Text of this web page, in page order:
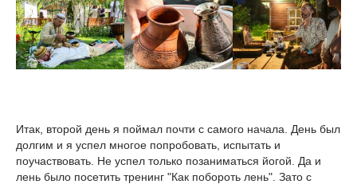
Итак, второй день я поймал почти с самого начала. День был
долгим и я успел многое попробовать, испытать и
поучаствовать. Не успел только позаниматься йогой. Да и
лень было посетить тренинг "Как побороть лень". Зато с